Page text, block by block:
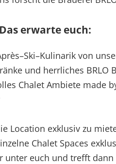
erwarte euch:
von
und herrliches BRLO
Chalet Ambiete made
Location exklusiv zu
Chalet Spaces
unter euch und trefft